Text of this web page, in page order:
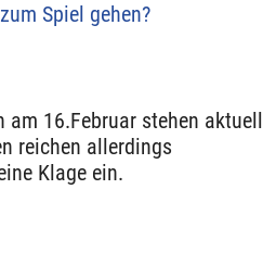
Spiel gehen?
am 16.Februar stehen aktuell
reichen allerdings
Klage ein.